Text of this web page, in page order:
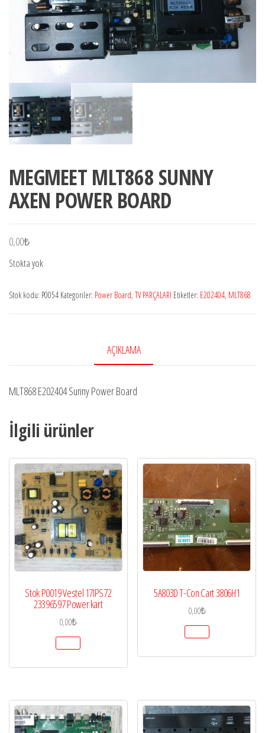
MEGMEET MLT868 SUNNY
AXEN POWER BOARD
0,00₺
Stokta yok
Stok kodu: P0054 Kategoriler: Power Board, TV PARÇALARI Etiketler: E202404, MLT868
AÇIKLAMA
MLT868 E202404 Sunny Power Board
İlgili ürünler
Stok P0019 Vestel 17IPS72
23396597 Power kart
0,00₺
5A803D T-Con Cart 3806H1
0,00₺